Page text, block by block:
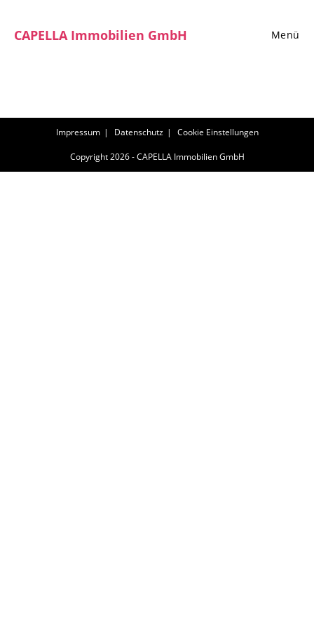
springen
CAPELLA Immobilien GmbH Menü
Impressum Datenschutz Cookie Einstellungen
Copyright 2026 - CAPELLA Immobilien GmbH